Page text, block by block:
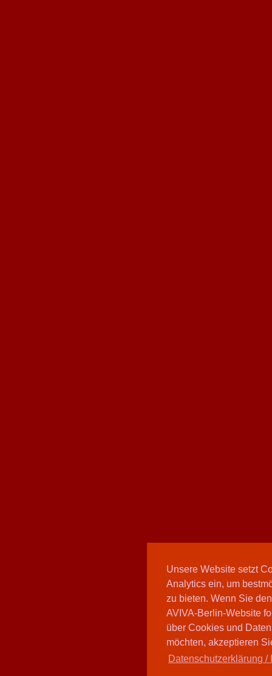
Unsere Website setzt
Analytics ein, um
zu bieten. Wenn Sie
AVIVA-Berlin-Website
über Cookies und
möchten, akzeptieren
Datenschutzerklärung /